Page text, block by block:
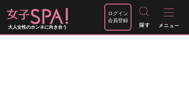
大人女性のホンネに向き合う
ログイン
会員登録